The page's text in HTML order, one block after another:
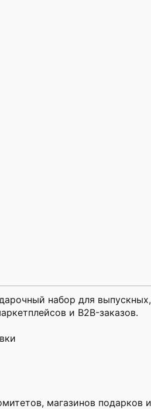
набор для
и B2B-заказов.
магазинов подарков